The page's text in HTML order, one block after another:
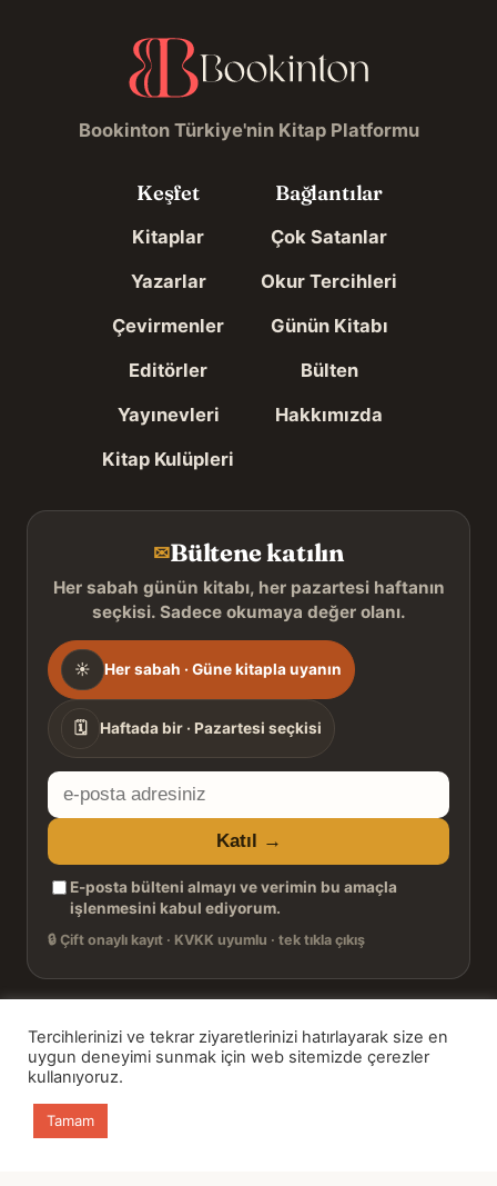
Bookinton Türkiye'nin Kitap Platformu
Keşfet
Kitaplar
Yazarlar
Çevirmenler
Editörler
Yayınevleri
Kitap Kulüpleri
Bağlantılar
Çok Satanlar
Okur Tercihleri
Günün Kitabı
Bülten
Hakkımızda
✉Bültene katılın
Her sabah günün kitabı, her pazartesi haftanın
seçkisi. Sadece okumaya değer olanı.
Gönderim
sıklığı
☀ Her sabah · Güne kitapla uyanın
🗓 Haftada bir · Pazartesi seçkisi
E-
posta
adresiniz
Katıl →
E-posta bülteni almayı ve verimin bu amaçla
işlenmesini kabul ediyorum.
🔒 Çift onaylı kayıt · KVKK uyumlu · tek tıkla çıkış
© 2026 Bookinton — Türkiye’nin Kitap Platformu
HT Book Review — webmaster: Hakan Turgay
Tercihlerinizi ve tekrar ziyaretlerinizi hatırlayarak size en
uygun deneyimi sunmak için web sitemizde çerezler
kullanıyoruz.
Tamam